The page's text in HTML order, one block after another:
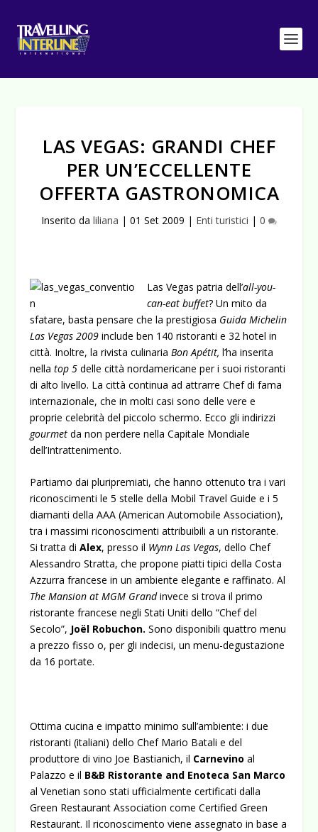
LAS VEGAS: GRANDI CHEF
PER UN’ECCELLENTE
OFFERTA GASTRONOMICA
Inserito da liliana | 01 Set 2009 | Enti turistici | 0
Las Vegas patria dell’all-you-
can-eat buffet? Un mito da
sfatare, basta pensare che la prestigiosa Guida Michelin
Las Vegas 2009 include ben 140 ristoranti e 32 hotel in
città. Inoltre, la rivista culinariaBon Apétit, l’ha inserita
nella top 5 delle città nordamericane per i suoi ristoranti
di alto livello. La città continua ad attrarre Chef di fama
internazionale, che in molti casi sono delle vere e
proprie celebrità del piccolo schermo. Ecco gli indirizzi
gourmetda non perdere nella Capitale Mondiale
dell’Intrattenimento.
Partiamo dai pluripremiati, che hanno ottenuto tra i vari
riconoscimenti le 5 stelle della Mobil Travel Guide e i 5
diamanti della AAA (American Automobile Association),
tra i massimi riconoscimenti attribuibili a un ristorante.
Si tratta diAlex, presso il Wynn Las Vegas, dello Chef
Alessandro Stratta, che propone piatti tipici della Costa
Azzurra francese in un ambiente elegante e raffinato. Al
The Mansion at MGM Grandinvece si trova il primo
ristorante francese negli Stati Uniti dello “Chef del
Secolo”, Joël Robuchon.Sono disponibili quattro menu
a prezzo fisso o, per gli indecisi, un menu-degustazione
da 16 portate.
Ottima cucina e impatto minimo sull’ambiente: i due
ristoranti (italiani) dello Chef Mario Batali e del
produttore di vino Joe Bastianich, il Carnevino al
Palazzo e il B&B Ristorante and Enoteca San Marco
al Venetian sono stati ufficialmente certificati dalla
Green Restaurant Association come Certified Green
Restaurant. Il riconoscimento viene assegnato in base a